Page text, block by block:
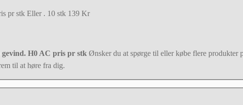
pr stk Eller . 10 stk 139 Kr
H0 AC pris pr stk Ønsker du at spørge til eller købe flere produkter
til at høre fra dig.